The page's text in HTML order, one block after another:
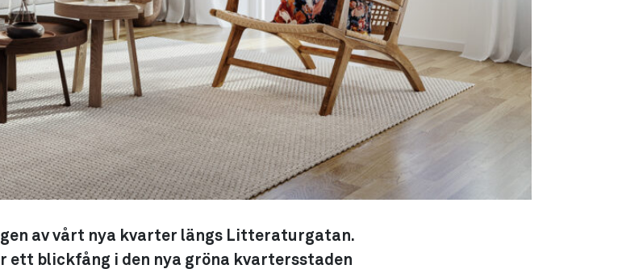
av vårt nya kvarter längs Litteraturgatan.
ett blickfång i den nya gröna kvartersstaden